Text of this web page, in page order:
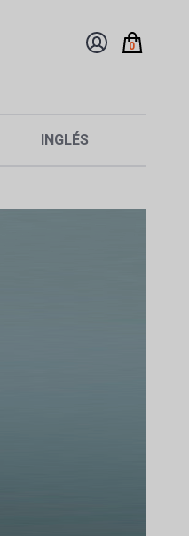
0
INGLÉS